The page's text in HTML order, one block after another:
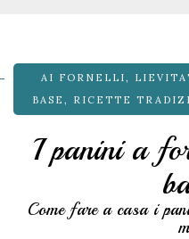
AI FORNELLI ,
BASE , RICETTE
I panini a
Come fare a casa i